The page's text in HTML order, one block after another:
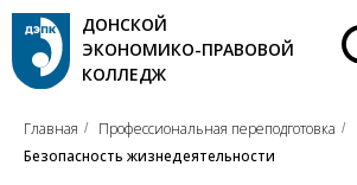
ДОНСКОЙ
ЭКОНОМИКО-ПРАВОВОЙ
КОЛЛЕДЖ
Главная / Профессиональная переподготовка /
Безопасность жизнедеятельности